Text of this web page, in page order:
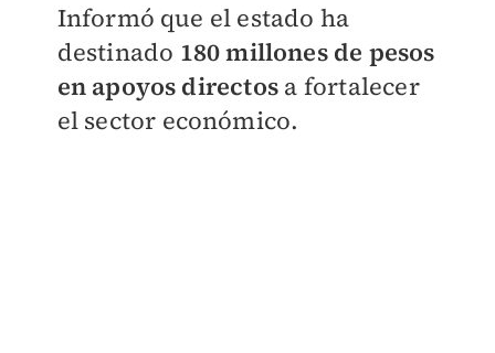
Informó que el estado ha
destinado 180 millones de pesos
en apoyos directos a fortalecer
el sector económico.